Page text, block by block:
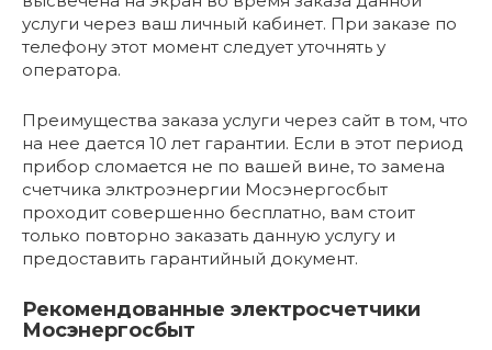
услуги через ваш личный кабинет. При заказе по
телефону этот момент следует уточнять у
оператора.
Преимущества заказа услуги через сайт в том, что
на нее дается 10 лет гарантии. Если в этот период
прибор сломается не по вашей вине, то замена
счетчика элктроэнергии Мосэнергосбыт
проходит совершенно бесплатно, вам стоит
только повторно заказать данную услугу и
предоставить гарантийный документ.
Рекомендованные электросчетчики
Мосэнергосбыт